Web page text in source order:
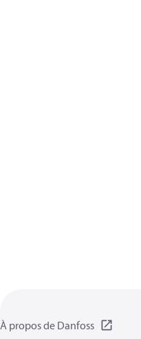
À propos de Danfoss